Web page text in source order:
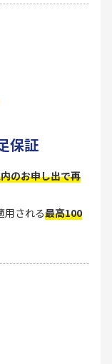
保証
のお申し出で再
用される最高100